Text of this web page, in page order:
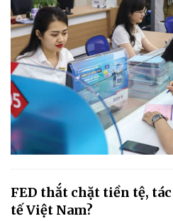
FED thắt chặt tiền tệ,
tế Việt Nam?